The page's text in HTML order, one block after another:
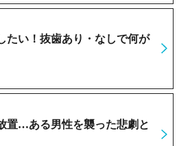
たい！抜歯あり・なしで何が
置…ある男性を襲った悲劇と